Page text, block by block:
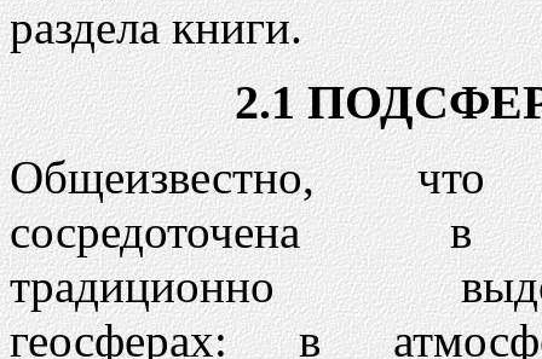
раздела книги.
2.1
Общеизвестно,
сосредоточена
традиционно
геосферах: в